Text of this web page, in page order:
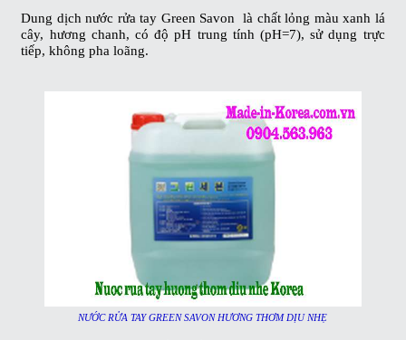
Dung dịch nước rửa tay Green Savon
là chất lỏng màu xanh lá
cây, hương chanh, có độ pH trung tính (pH=7), sử dụng trực
tiếp, không pha loãng.
NƯỚC RỬA TAY GREEN SAVON HƯƠNG THƠM DỊU NHẸ